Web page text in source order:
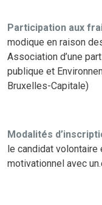
Participation aux
modique en raison
Association d’une
publique et
Bruxelles-Capitale)
Modalités
le candidat volontaire
motivationnel avec